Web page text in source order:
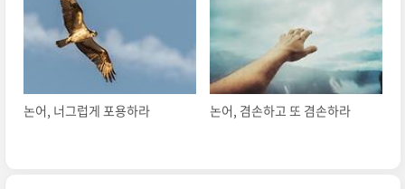
논어, 너그럽게 포용하라 논어, 겸손하고 또 겸손하라